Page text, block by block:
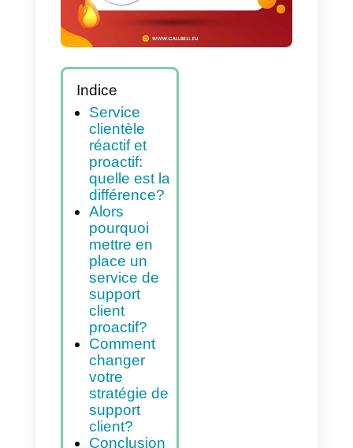
support client
Indice
Service
clientèle
réactif et
proactif:
quelle est la
différence?
Alors
pourquoi
mettre en
place un
service de
support